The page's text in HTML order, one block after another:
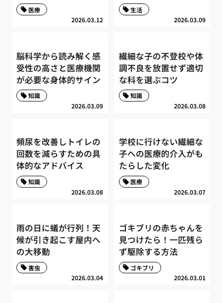
2026.03.12
医療
2026.03.09
生活
脳科学から読み解く感
受性の高さと医療機関
が必要な身体的サイン
2026.03.09
知識
繊細な子の不登校や体
調不良を放置せず適切
な科を選ぶコツ
2026.03.08
知識
頻尿を改善しトイレの
回数を減らすための具
体的なアドバイス
2026.03.08
知識
学校に行けない繊細な
子への医療的介入がも
たらした変化
2026.03.07
医療
雨の日に蟻が行列！天
候が引き起こす屋内へ
の大移動
2026.03.04
害虫
ゴキブリの赤ちゃんを
見つけたら！一匹残ら
ず駆除する方法
2026.03.01
ゴキブリ